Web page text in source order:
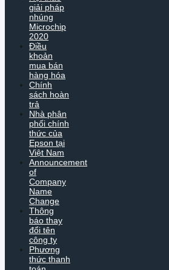
giải pháp
nhúng
Microchip
2020
Điều
khoản
mua bán
hàng hóa
Chính
sách hoàn
trả
Nhà phân
phối chính
thức của
Epson tại
Việt Nam
Announcement
of
Company
Name
Change
Thông
báo thay
đổi tên
công ty
Phương
thức thanh